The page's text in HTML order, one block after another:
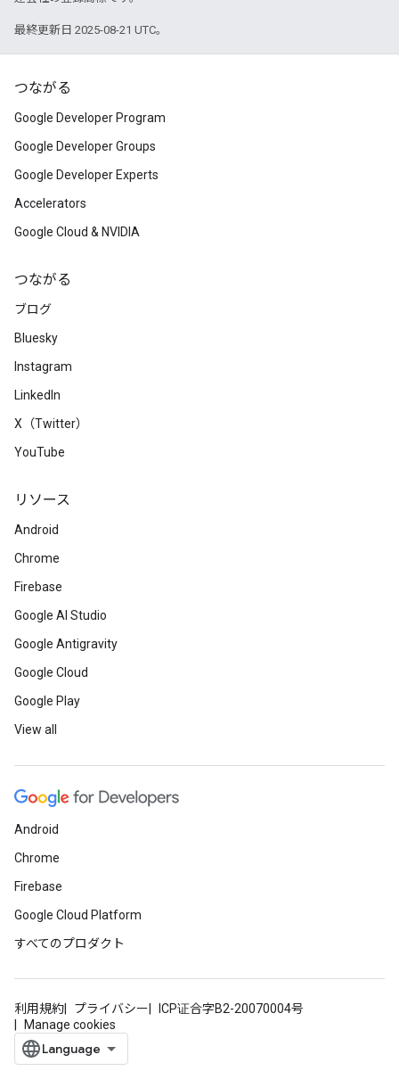
最終更新日 2025-08-21 UTC。
つながる
Google Developer Program
Google Developer Groups
Google Developer Experts
Accelerators
Google Cloud & NVIDIA
つながる
ブログ
Bluesky
Instagram
LinkedIn
X（Twitter）
YouTube
リソース
Android
Chrome
Firebase
Google AI Studio
Google Antigravity
Google Cloud
Google Play
View all
Android
Chrome
Firebase
Google Cloud Platform
すべてのプロダクト
利用規約 プライバシー
ICP证合字B2-20070004号
Manage cookies